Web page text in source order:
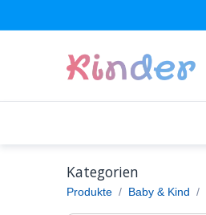
Kategorien
Produkte Baby & Kind